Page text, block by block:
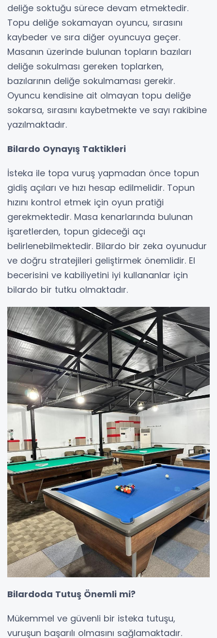
deliğe soktuğu sürece devam etmektedir.
Topu deliğe sokamayan oyuncu, sırasını
kaybeder ve sıra diğer oyuncuya geçer.
Masanın üzerinde bulunan topların bazıları
deliğe sokulması gereken toplarken,
bazılarının deliğe sokulmaması gerekir.
Oyuncu kendisine ait olmayan topu deliğe
sokarsa, sırasını kaybetmekte ve sayı rakibine
yazılmaktadır.
Bilardo Oynayış Taktikleri
İsteka ile topa vuruş yapmadan önce topun
gidiş açıları ve hızı hesap edilmelidir. Topun
hızını kontrol etmek için oyun pratiği
gerekmektedir. Masa kenarlarında bulunan
işaretlerden, topun gideceği açı
belirlenebilmektedir. Bilardo bir zeka oyunudur
ve doğru stratejileri geliştirmek önemlidir. El
becerisini ve kabiliyetini iyi kullananlar için
bilardo bir tutku olmaktadır.
Bilardoda Tutuş Önemli mi?
Mükemmel ve güvenli bir isteka tutuşu,
vuruşun başarılı olmasını sağlamaktadır.